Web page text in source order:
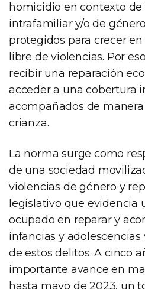
homicidio en contexto de
intrafamiliar y/o de
protegidos para crecer
libre de violencias. Por
recibir una reparación
acceder a una cobertura
acompañados de
crianza.
La norma surge como
de una sociedad
violencias de género y
legislativo que evidencia
ocupado en reparar y
infancias y
de estos delitos. A cinco
importante avance en
hasta mayo de 2023, un